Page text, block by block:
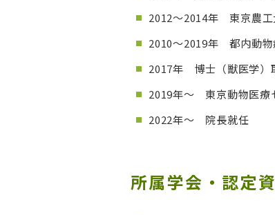
2012～2014年 東京農工
2010～2019年 都内動物
2017年 博士（獣医学）
2019年～ 東京動物医療
2022年～ 院長就任
所属学会・認定